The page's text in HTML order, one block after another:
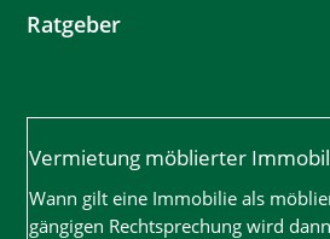
Ratgeber
Vermietung möblierter
Wann gilt eine Immobilie als
gängigen Rechtsprechung wird